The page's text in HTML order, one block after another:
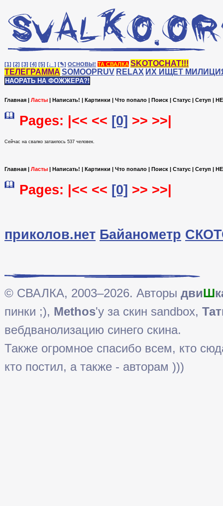
[1] [2] [3] [4] [5] [♩] [✎] ОСНОВЫ! ТА СВАЛКА SKOTOCHAT!!!
ТЕЛЕГРАММА SOMOOPRUV RELAX ИХ ИЩЕТ
НАОРАТЬ НА ФОЖЖЕРА?!
Главная | Ласты | Написать! | Картинки | Что попало | Поиск | Статус | Сетуп |
Pages: |<< << [0] >> >>|
Сейчас на cвалко затаилось 537 человек.
Главная | Ласты | Написать! | Картинки | Что попало | Поиск | Статус | Сетуп |
Pages: |<< << [0] >> >>|
приколов.нет Байанометр
© СВАЛКА, 2003–2026. Авторы двиШ
пинки ;), Methos'у за скин sandbox,
вебдванолизацию синего скина.
Также огромное спасибо всем, кто
кто постил, а также - авторам )))